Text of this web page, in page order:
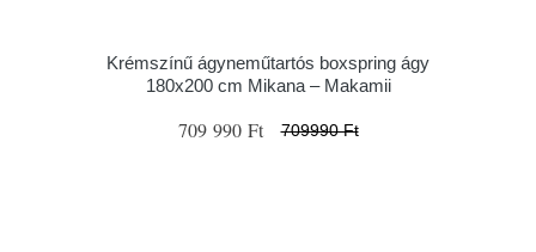
Krémszínű ágyneműtartós boxspring ágy
180x200 cm Mikana – Makamii
709 990 Ft 709990 Ft